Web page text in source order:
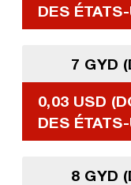
DES
7 GYD
0,03 USD
DES
8 GYD